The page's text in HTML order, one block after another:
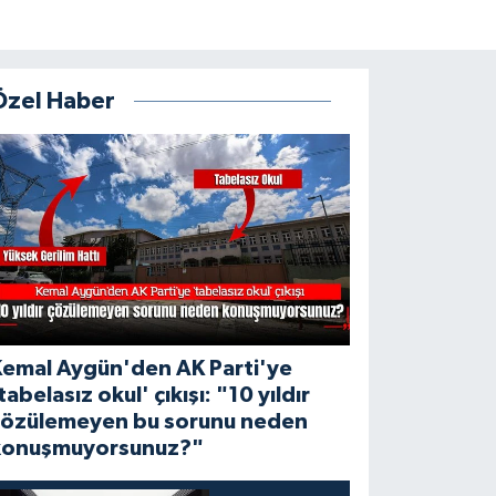
Haber
Aygün'den AK Parti'ye
okul' çıkışı: "10 yıldır
bu sorunu neden